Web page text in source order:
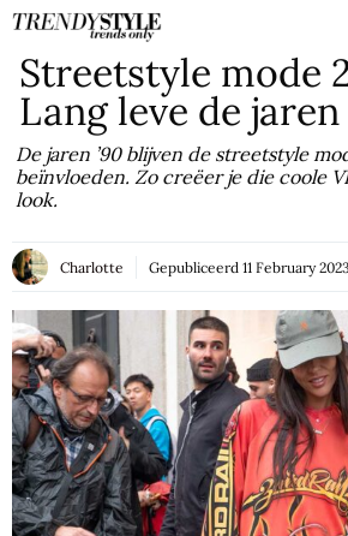
Skip
content
Streetstyle mode
Lang leve de jaren
De jaren ’90 blijven de streetstyle
beïnvloeden. Zo creëer je die coole
look.
Charlotte Gepubliceerd 11 February 2023